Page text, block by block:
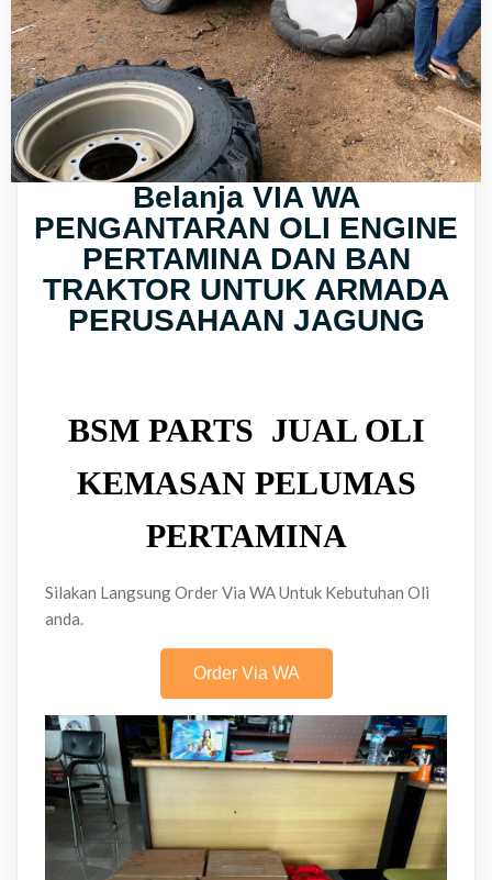
Belanja VIA WA
PENGANTARAN OLI ENGINE
PERTAMINA DAN BAN
TRAKTOR UNTUK ARMADA
PERUSAHAAN JAGUNG
BSM PARTS JUAL OLI
KEMASAN PELUMAS
PERTAMINA
Silakan Langsung Order Via WA Untuk Kebutuhan Oli
anda.
Order Via WA